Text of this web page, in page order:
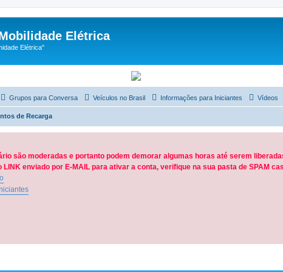
Elétrica
Elétrica"
Grupos para Conversa Veículos no Brasil Informações para Iniciantes Vídeos
de Recarga
são moderadas e portanto podem demorar algumas horas até serem
enviado por E-MAIL para ativar a conta, verifique na sua pasta de SPAM